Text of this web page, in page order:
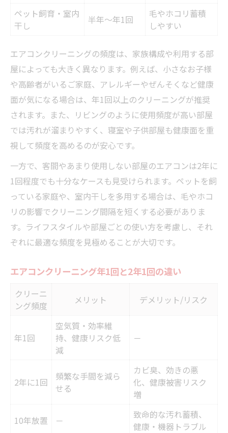
ペット飼育・室内
干し
半年～年1回
毛やホコリ蓄積
しやすい
エアコンクリーニングの頻度は、家族構成や利用する部
屋によっても大きく異なります。例えば、小さなお子様
や高齢者がいるご家庭、アレルギーやぜんそくなど健康
面が気になる場合は、年1回以上のクリーニングが推奨
されます。また、リビングのように使用頻度が高い部屋
では汚れが溜まりやすく、寝室や子供部屋も健康面を重
視して頻度を高めるのが安心です。
一方で、客間やあまり使用しない部屋のエアコンは2年に
1回程度でも十分なケースも見受けられます。ペットを飼
っている家庭や、室内干しを多用する場合は、毛やホコ
リの影響でクリーニング間隔を短くする必要がありま
す。ライフスタイルや部屋ごとの使い方を考慮し、それ
ぞれに最適な頻度を見極めることが大切です。
エアコンクリーニング年1回と2年1回の違い
クリーニ
ング頻度
メリット デメリット/リスク
年1回
空気質・効率維
持、健康リスク低
減
－
2年に1回
頻繁な手間を減ら
せる
カビ臭、効きの悪
化、健康被害リスク
増
10年放置 －
致命的な汚れ蓄積、
健康・機器トラブル